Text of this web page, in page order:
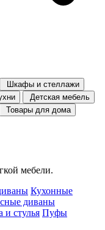
Шкафы и стеллажи
Детская мебель
Товары для дома
мебели.
Кухонные
диваны
и стулья Пуфы